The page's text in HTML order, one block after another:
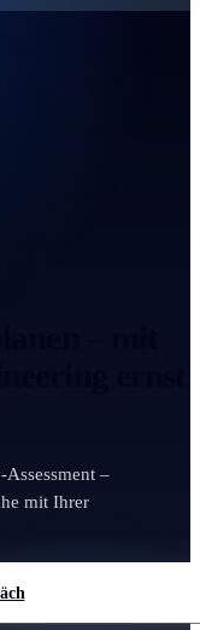
Assessment –
mit Ihrer